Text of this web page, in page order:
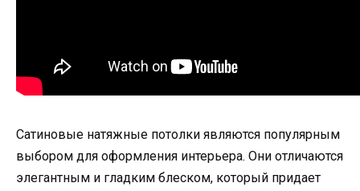
Сатиновые натяжные потолки являются популярным
выбором для оформления интерьера. Они отличаются
элегантным и гладким блеском, который придает